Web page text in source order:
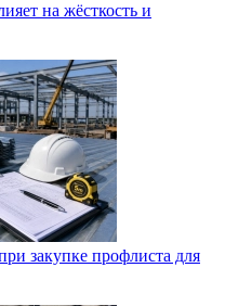
на жёсткость и
закупке профлиста для